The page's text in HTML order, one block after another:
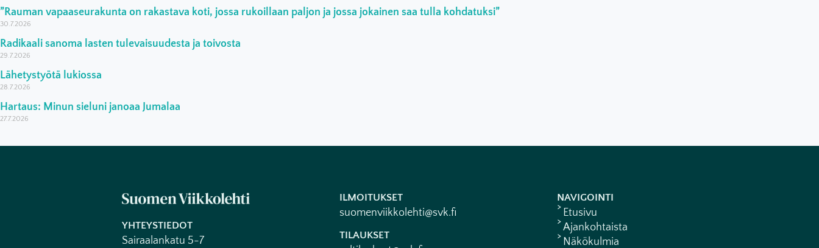
”Rauman vapaaseurakunta on rakastava koti, jossa rukoillaan paljon ja jossa jokainen saa tulla kohdatuksi”
30.7.2026
Radikaali sanoma lasten tulevaisuudesta ja toivosta
29.7.2026
Lähetystyötä lukiossa
28.7.2026
Hartaus: Minun sieluni janoaa Jumalaa
27.7.2026
YHTEYSTIEDOT
Sairaalankatu 5-7
ILMOITUKSET
suomenviikkolehti@svk.fi
TILAUKSET
NAVIGOINTI
Etusivu
Ajankohtaista
Näkökulmia